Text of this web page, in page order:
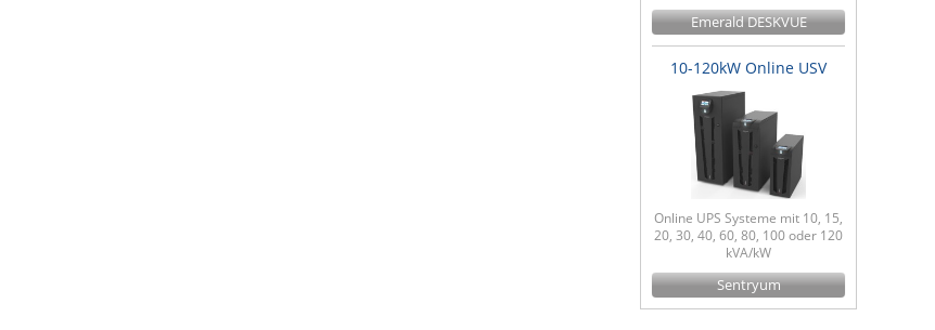
Emerald DESKVUE
10-120kW Online USV
Online UPS Systeme mit 10, 15,
20, 30, 40, 60, 80, 100 oder 120
kVA/kW
Sentryum